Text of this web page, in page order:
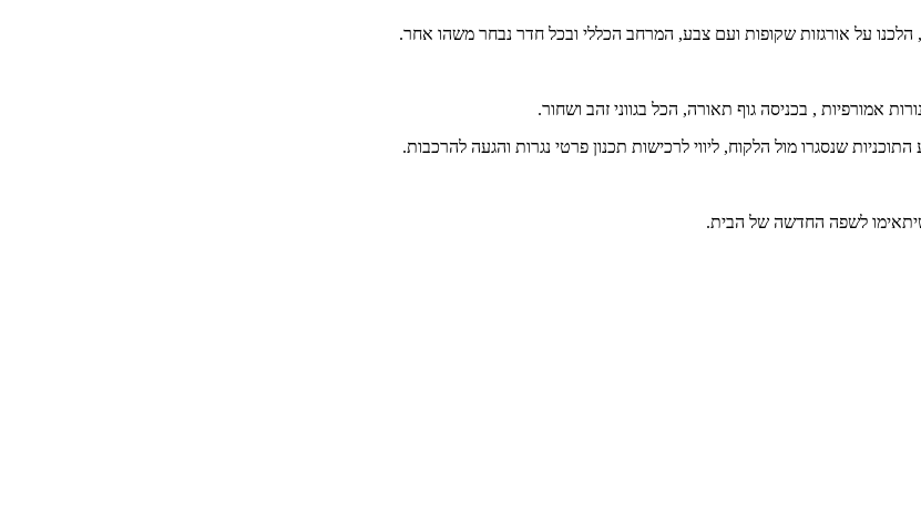
הלכנו על אורגזות שקופות ועם צבע, המרחב הכללי ובכל חדר נבחר משהו אחר.
אמורפיות , בכניסה גוף תאורה, הכל בגווני זהב ושחור.
שנסגרו מול הלקוח, ליווי לרכישות תכנון פרטי נגרות והגעה להרכבות.
לשפה החדשה של הבית.